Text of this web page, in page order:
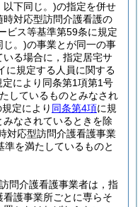
以下同じ。)の指定を併せ
対応型訪問介護看護の
ビス等基準第59条に規定
じ。)の事業とが同一の事
る場合に，指定居宅サ
に規定する人員に関する
により同条第1項第1号
しているものとみなされ
定により 同条第4項に規
なされているときを除
対応型訪問介護看護事業
準を満たしているものと
問介護看護事業者は，指
護事業所ごとに専らそ